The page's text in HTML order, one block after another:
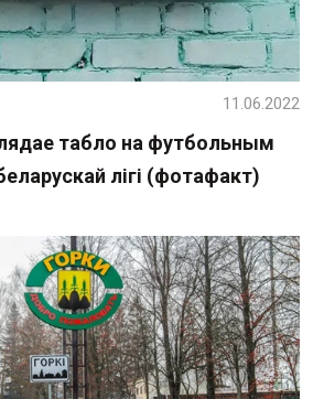
табло на футбольным
лігі (фотафакт)
11.06.2022